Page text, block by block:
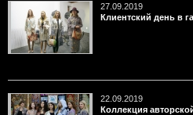
27.09.2019
Клиентский день в
22.09.2019
Коллекция